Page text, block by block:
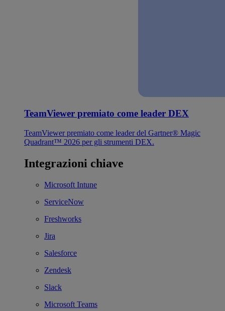
TeamViewer premiato come leader DEX
TeamViewer premiato come leader del Gartner® Magic
Quadrant™ 2026 per gli strumenti DEX.
Integrazioni chiave
Microsoft Intune
ServiceNow
Freshworks
Jira
Salesforce
Zendesk
Slack
Microsoft Teams